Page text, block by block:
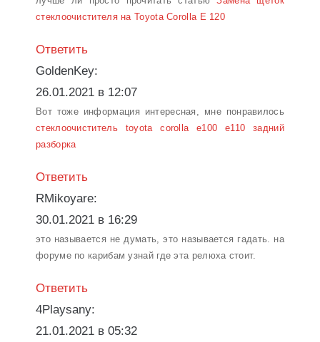
стеклоочистителя на Toyota Corolla E 120
Ответить
GoldenKey:
26.01.2021 в 12:07
Вот тоже информация интересная, мне понравилось
стеклоочиститель toyota corolla e100 e110 задний
разборка
Ответить
RMikoyare:
30.01.2021 в 16:29
это называется не думать, это называется гадать. на
форуме по карибам узнай где эта релюха стоит.
Ответить
4Playsany:
21.01.2021 в 05:32